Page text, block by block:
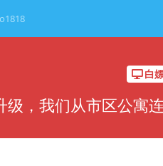
白
级，我们从市区公寓